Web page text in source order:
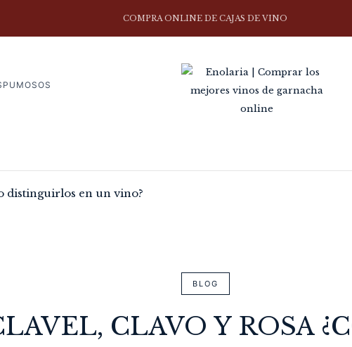
COMPRA ONLINE DE CAJAS DE VINO
distinguirlos en un vino?
BLOG
CLAVO Y ROSA